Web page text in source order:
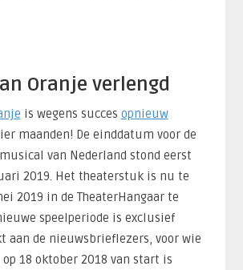
Oranje verlengd
is wegens succes opnieuw
maanden! De einddatum voor de
van Nederland stond eerst
2019. Het theaterstuk is nu te
2019 in de TheaterHangaar te
speelperiode is exclusief
aan de nieuwsbrieflezers, voor wie
op 18 oktober 2018 van start is